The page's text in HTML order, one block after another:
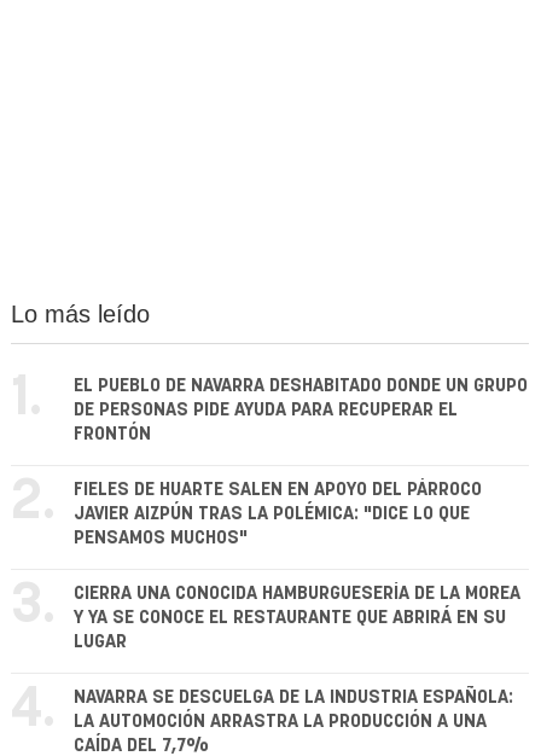
Lo más leído
1.
EL PUEBLO DE NAVARRA DESHABITADO DONDE UN GRUPO
DE PERSONAS PIDE AYUDA PARA RECUPERAR EL
FRONTÓN
2.
FIELES DE HUARTE SALEN EN APOYO DEL PÁRROCO
JAVIER AIZPÚN TRAS LA POLÉMICA: "DICE LO QUE
PENSAMOS MUCHOS"
3.
CIERRA UNA CONOCIDA HAMBURGUESERÍA DE LA MOREA
Y YA SE CONOCE EL RESTAURANTE QUE ABRIRÁ EN SU
LUGAR
4.
NAVARRA SE DESCUELGA DE LA INDUSTRIA ESPAÑOLA:
LA AUTOMOCIÓN ARRASTRA LA PRODUCCIÓN A UNA
CAÍDA DEL 7,7%